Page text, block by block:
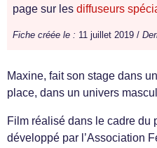
page sur les diffuseurs
Fiche créée le : 11 juillet 2019 /
Maxine, fait son stage dans
place, dans un univers
Film réalisé dans le cadre du
développé par l’Association